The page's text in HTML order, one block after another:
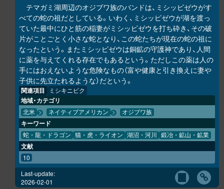
テマガミ湖周辺のオジブワ族のバンドは、ミシッピゼウがす
べての蛇の祖だとしている。いわく、ミシッピゼウが湖を渡っ
ていた最中にひと筋の稲妻がミシッピゼウを打ち砕き、その破
片がことごとく小さな蛇となり、この蛇たちが現在の蛇の祖に
なったという。またミシッピゼウは銅鉱の守護神であり、人間
に薬を与えてくれる存在でもあるという。ただしこの薬は人の
手にはおえないような危険なもの（富や健康と引き換えに妻や
子供に先立たれるような）だという。
関連項目 ミシキニピク
地域・カテゴリ
北米 ネイティブアメリカン オジブワ族
キーワード
蛇・龍・ドラゴン 猫・虎・ライオン 湖沼・河川 鍛冶・鉱山・鉱業
文献
10
Last-update:
2026-02-01